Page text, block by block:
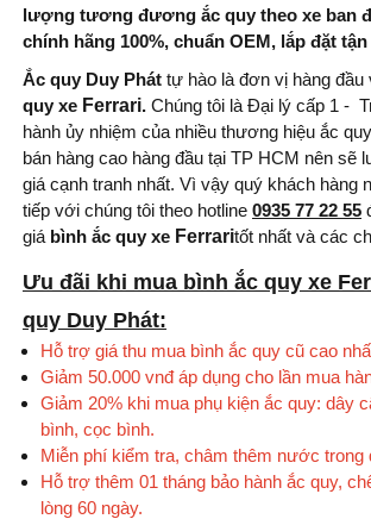
lượng tương đương ắc quy theo xe ban
chính hãng 100%, chuẩn OEM, lắp đặt
Ắc quy Duy Phát tự hào là đơn vị hàng đầu
quy xe Ferrari. Chúng tôi là Đại lý cấp 1 -
hành ủy nhiệm của nhiều thương hiệu ắc
bán hàng cao hàng đầu tại TP HCM nên sẽ
giá cạnh tranh nhất. Vì vậy quý khách hàng
tiếp với chúng tôi theo hotline 0935 77 22 55
giá bình ắc quy xe Ferraritốt nhất và các
Ưu đãi khi mua bình ắc quy xe
quy Duy Phát:
Hỗ trợ giá thu mua bình ắc quy cũ cao
Giảm 50.000 vnđ áp dụng cho lần mua
Giảm 20% khi mua phụ kiện ắc quy: dây
bình, cọc bình.
Miễn phí kiểm tra, châm thêm nước trong
Hỗ trợ thêm 01 tháng bảo hành ắc quy,
lòng 60 ngày.